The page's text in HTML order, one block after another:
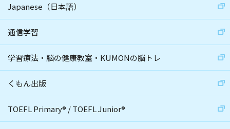
Japanese（日本語）
通信学習
学習療法・脳の健康教室・KUMONの脳トレ
くもん出版
TOEFL Primary® /TOEFL Junior®